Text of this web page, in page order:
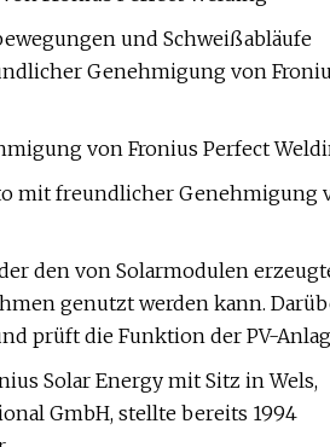
und Schweißabläufe
Genehmigung von
von Fronius Perfect
mit freundlicher Genehmigung
den von Solarmodulen
genutzt werden kann.
prüft die Funktion der PV-
Solar Energy mit Sitz in Wels,
GmbH, stellte bereits 1994